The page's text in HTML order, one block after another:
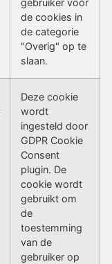
de cookies in
de categorie
"Overig" op te
slaan.
Deze cookie
wordt
ingesteld door
GDPR Cookie
Consent
plugin. De
cookie wordt
gebruikt om
de
toestemming
van de
gebruiker op